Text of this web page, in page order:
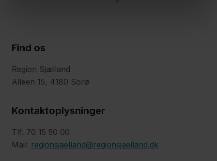
Find os
Region Sjælland
Alleen 15, 4180 Sorø
Kontaktoplysninger
Tlf: 70 15 50 00
Mail: regionsjaelland@regionsjaelland.dk